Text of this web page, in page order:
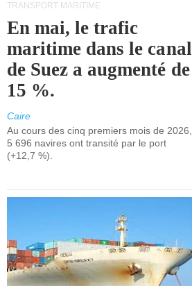
TRANSPORT MARITIME
En mai, le trafic
maritime dans le canal
de Suez a augmenté de
15 %.
Caire
Au cours des cinq premiers mois de 2026,
5 696 navires ont transité par le port
(+12,7 %).